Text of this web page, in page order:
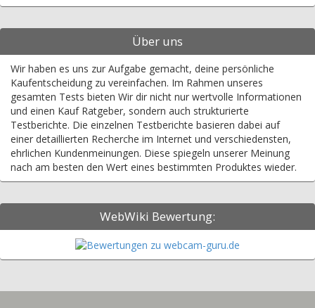
Über uns
Wir haben es uns zur Aufgabe gemacht, deine persönliche
Kaufentscheidung zu vereinfachen. Im Rahmen unseres
gesamten Tests bieten Wir dir nicht nur wertvolle Informationen
und einen Kauf Ratgeber, sondern auch strukturierte
Testberichte. Die einzelnen Testberichte basieren dabei auf
einer detaillierten Recherche im Internet und verschiedensten,
ehrlichen Kundenmeinungen. Diese spiegeln unserer Meinung
nach am besten den Wert eines bestimmten Produktes wieder.
WebWiki Bewertung: